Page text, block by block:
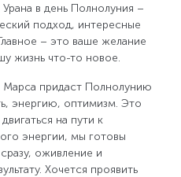
в день Полнолуния –
подход, интересные
– это ваше желание
жизнь что-то новое.
Марса придаст Полнолунию
энергию, оптимизм. Это
на пути к
энергии, мы готовы
оживление и
Хочется проявить